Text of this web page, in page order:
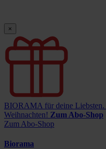
×
BIORAMA für deine Liebsten.
Weihnachten! Zum Abo-Shop
Zum Abo-Shop
Biorama